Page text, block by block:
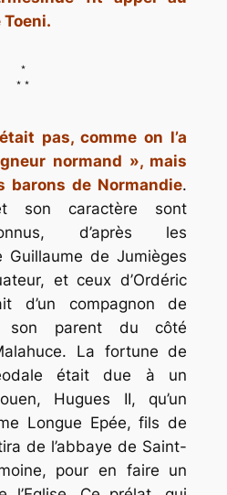
Toeni.
*
* *
pas, comme on l’a
normand », mais
barons de Normandie.
son caractère sont
d’après les
Guillaume de Jumièges
et ceux d’Ordéric
d’un compagnon de
son parent du côté
La fortune de
était due à un
Hugues II, qu’un
Longue Epée, fils de
de l’abbaye de Saint-
pour en faire un